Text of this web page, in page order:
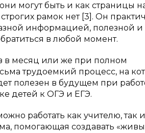
могут быть и как страницы
рамок нет [3]. Он
информацией, полезной и
в любой момент.
в месяц или же при полном
трудоемкий процесс, на
полезен в будущем при
детей к ОГЭ и ЕГЭ.
работать как учителю, так и
помогающая создавать